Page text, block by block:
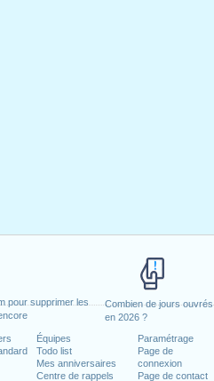
pour supprimer les
Combien de jours ouvrés
en 2026 ?
Équipes
Todo list
Mes anniversaires
Centre de rappels
Paramétrage
Page de
connexion
Page de contact